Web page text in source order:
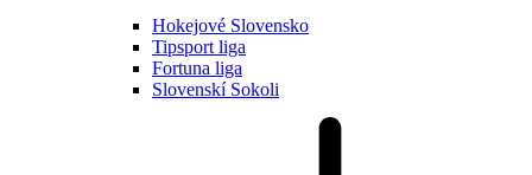
Hokejové Slovensko
Tipsport liga
Fortuna liga
Slovenskí Sokoli